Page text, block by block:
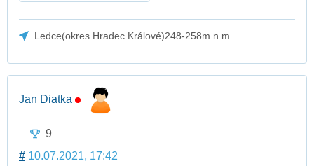
Ledce(okres Hradec Králové)248-258m.n.m.
Jan Diatka
9
# 10.07.2021, 17:42